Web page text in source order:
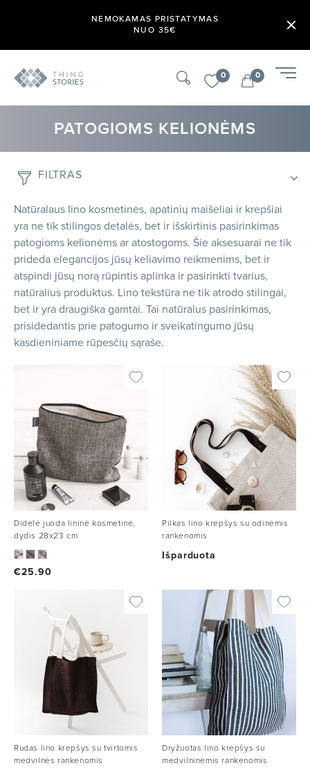
NEMOKAMAS PRISTATYMAS
NUO 35€
0 0
PATOGIOMS KELIONĖMS
FILTRAS
Natūralaus lino kosmetinės, apatinių maišeliai ir krepšiai
yra ne tik stilingos detalės, bet ir išskirtinis pasirinkimas
patogioms kelionėms ar atostogoms. Šie aksesuarai ne tik
prideda elegancijos jūsų keliavimo reikmenims, bet ir
atspindi jūsų norą rūpintis aplinka ir pasirinkti tvarius,
natūralius produktus. Lino tekstūra ne tik atrodo stilingai,
bet ir yra draugiška gamtai. Tai natūralus pasirinkimas,
prisidedantis prie patogumo ir sveikatingumo jūsų
kasdieniniame rūpesčių sąraše.
Didelė juoda lininė kosmetinė,
dydis 28x23 cm
€25.90
Pilkas lino krepšys su odinėmis
rankenomis
Išparduota
Rudas lino krepšys su tvirtomis
medvilnės rankenomis
Dryžuotas lino krepšys su
medvilninėmis rankenomis